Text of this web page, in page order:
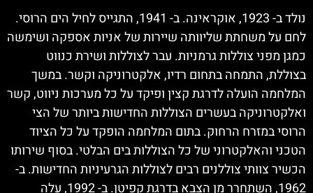
נולד ב- 1923, אוקראינה. ב- 1941, התגייס לחיל הים הרוסי.
לחם על משחתת שליוותה שיירות של אניות אספקה ושימשה
כמגן מפני צוללות גרמניות. עבר לצוללות ושירת כנווט
בצוללת, התמחה בתחום רדיו, אלקטרוניקה וקשר. במשך
המלחמה הועלה לדרגת קצין ופיקד על כל מערכות ניווט, קשר
ואלקטרוניקה בעשרים הצוללות החדישות ביותר של הצי
הרוסי במזרח הרחוק. בתום המלחמה הופקד על כל הציוד
הטכני והאלקטרוני של כל הצוללות בים הבלטי. בסוף שירותו
הכשיר צוותי צוללנים רבים לצוללות הגרעיניות החדישות. ב-
1962, השתחרר מן הצבא בדרגת קפיטן. ב- 1992, עלה